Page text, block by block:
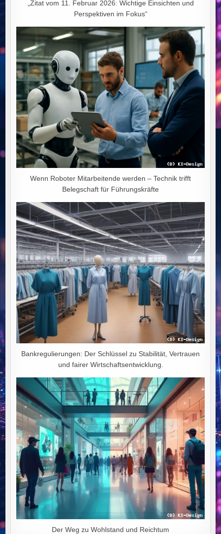
„Zitat vom 11. Februar 2026: Wichtige Einsichten und
Perspektiven im Fokus“
Wenn Roboter Mitarbeitende werden – Technik trifft
Belegschaft für Führungskräfte
Bankregulierungen: Der Schlüssel zu Stabilität, Vertrauen
und fairer Wirtschaftsentwicklung.
Der Weg zu Wohlstand und Reichtum